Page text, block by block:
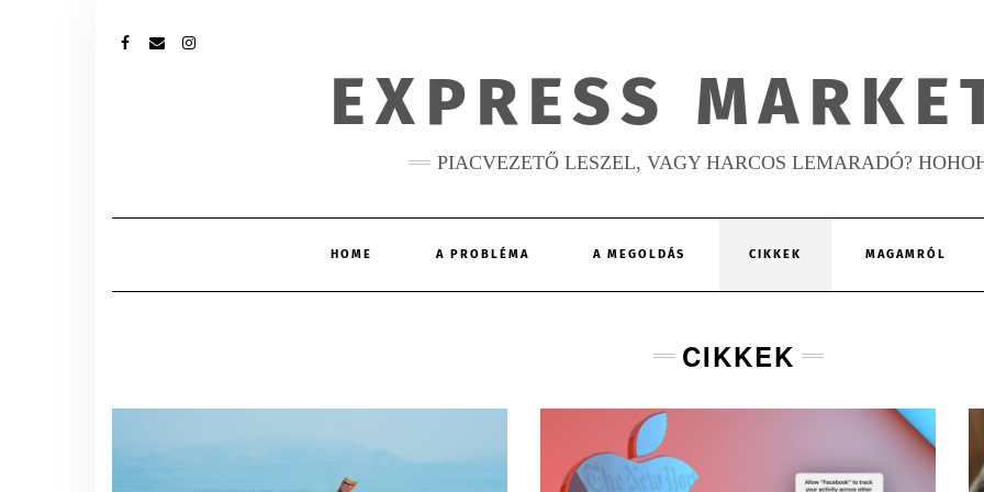
EXPRESS
PIACVEZETŐ LESZEL, VAGY HARCOS LEMARADÓ?
HOME A PROBLÉMA A MEGOLDÁS CIKKEK MAGAMRÓL
CIKKEK